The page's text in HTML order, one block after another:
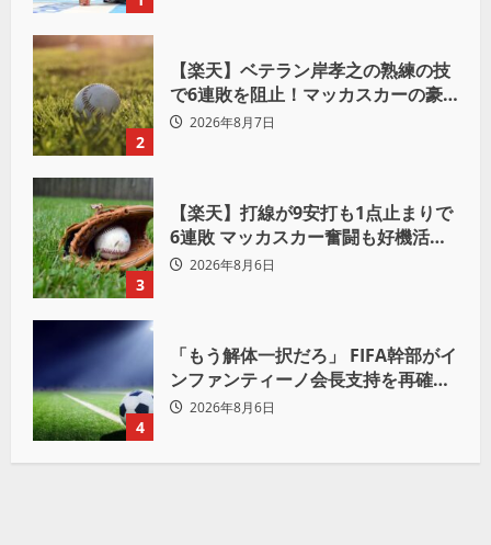
2
【楽天】ベテラン岸孝之の熟練の技
で6連敗を阻止！マッカスカーの豪
快2ランと粘りの継投でオリックス
2026年8月7日
3
【楽天】打線が9安打も1点止まりで
6連敗 マッカスカー奮闘も好機活か
せず借金「22」
2026年8月6日
4
「もう解体一択だろ」 FIFA幹部がイ
ンファンティーノ会長支持を再確認
も 批判収まらず
2026年8月6日